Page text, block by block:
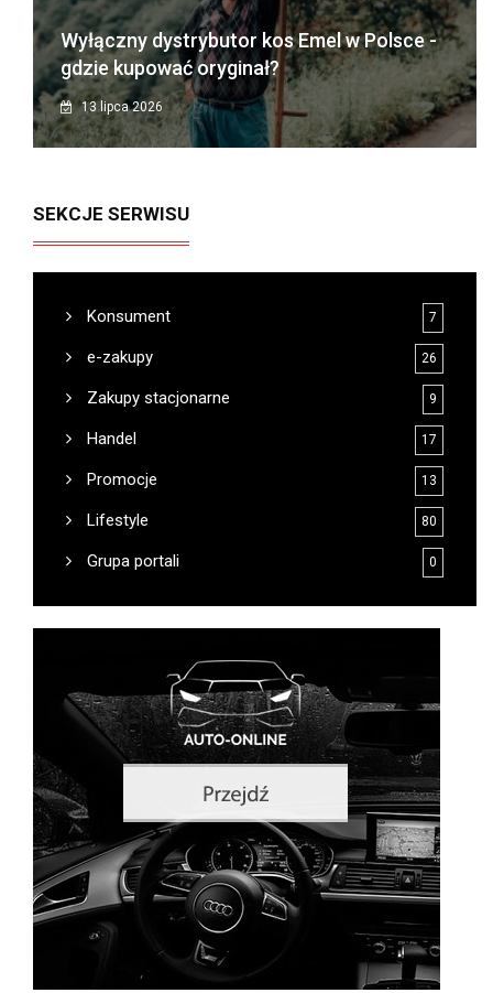
Wyłączny dystrybutor kos Emel w Polsce -
gdzie kupować oryginał?
13 lipca 2026
SEKCJE SERWISU
Konsument 7
e-zakupy 26
Zakupy stacjonarne 9
Handel 17
Promocje 13
Lifestyle 80
Grupa portali 0